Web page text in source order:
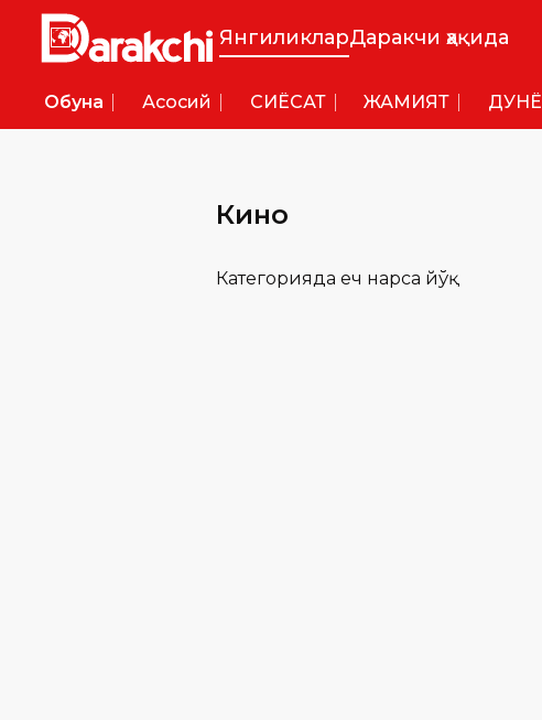
ЯнгиликларДаракчи ҳақида
Обуна Асосий СИËСАТ ЖАМИЯТ ДУНË
Кино
Категорияда ҳеч нарса йўқ